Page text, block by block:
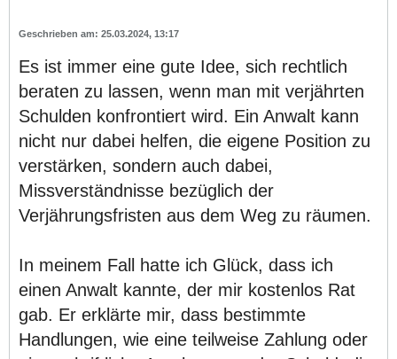
25.03.2024, 13:17
Es ist immer eine gute Idee, sich rechtlich
beraten zu lassen, wenn man mit verjährten
Schulden konfrontiert wird. Ein Anwalt kann
nicht nur dabei helfen, die eigene Position zu
verstärken, sondern auch dabei,
Missverständnisse bezüglich der
Verjährungsfristen aus dem Weg zu räumen.
In meinem Fall hatte ich Glück, dass ich
einen Anwalt kannte, der mir kostenlos Rat
gab. Er erklärte mir, dass bestimmte
Handlungen, wie eine teilweise Zahlung oder